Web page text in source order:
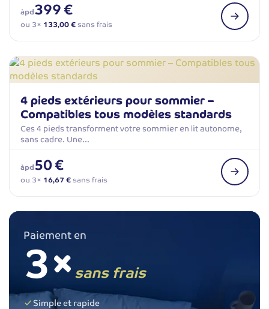
àpd399 €
ou 3× 133,00 €sans frais
4 pieds extérieurs pour sommier –
Compatibles tous modèles standards
Ces 4 pieds transforment votre sommier en lit autonome,
sans cadre. Une…
àpd50 €
ou 3× 16,67 €sans frais
Paiement en
3× sans frais
Simple et rapide